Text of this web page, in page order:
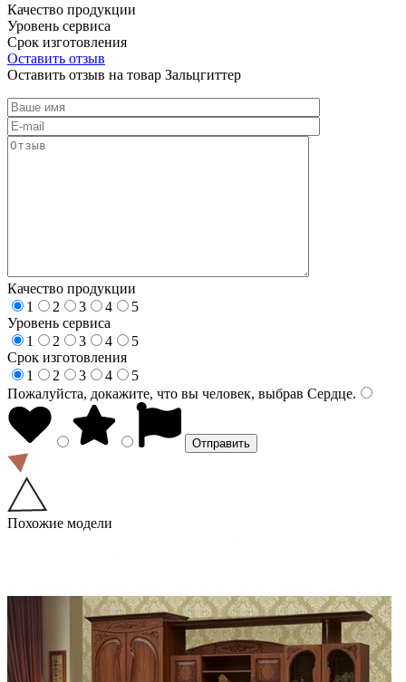
Качество продукции
Уровень сервиса
Срок изготовления
Оставить отзыв
Оставить отзыв на товар Зальцгиттер
Качество продукции
1
2 3 4
5
Уровень сервиса
1
2 3 4
5
Срок изготовления
1
2 3 4
5
Пожалуйста, докажите, что вы человек, выбрав Сердце.
Похожие модели